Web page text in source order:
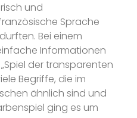
und
Sprache
Bei einem
Informationen
der transparenten
Begriffe, die im
ähnlich sind und
ging es um